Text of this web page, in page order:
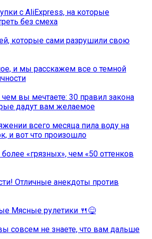
с AliExpress, на которые
без смеха
которые сами разрушили свою
и мы расскажем все о темной
чем вы мечтаете: 30 правил закона
дадут вам желаемое
всего месяца пила воду на
и вот что произошло
«грязных», чем «50 оттенков
Отличные анекдоты против
Мясные рулетики 🍴😋
совсем не знаете, что вам дальше